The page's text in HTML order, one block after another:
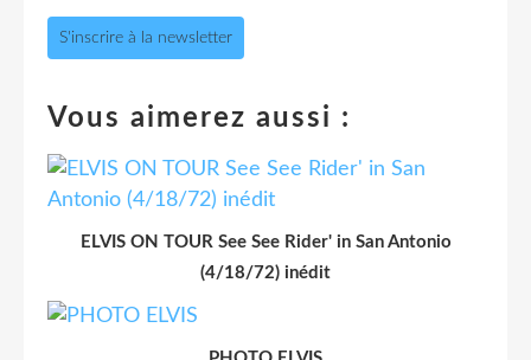
S'inscrire à la newsletter
Vous aimerez aussi :
ELVIS ON TOUR See See Rider' in San Antonio
(4/18/72) inédit